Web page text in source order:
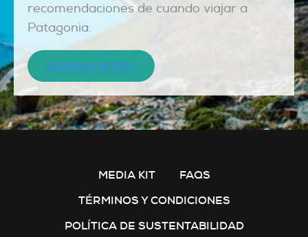
recomendaciones de cuando viajar a
Patagonia.
MEDIA KIT
FAQS
TÉRMINOS Y CONDICIONES
POLÍTICA DE SUSTENTABILIDAD